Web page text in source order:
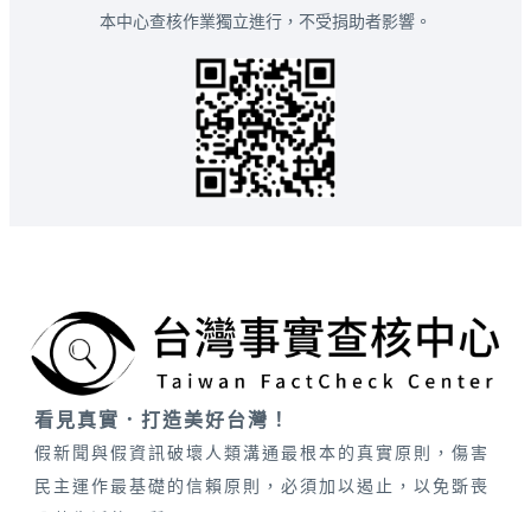
本中心查核作業獨立進行，不受捐助者影響。
看見真實．打造美好台灣！
假新聞與假資訊破壞人類溝通最根本的真實原則，傷害
民主運作最基礎的信賴原則，必須加以遏止，以免斲喪